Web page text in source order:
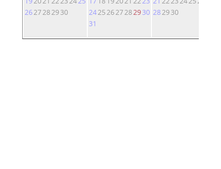
26272829 30
24252627282930
31
2829 30